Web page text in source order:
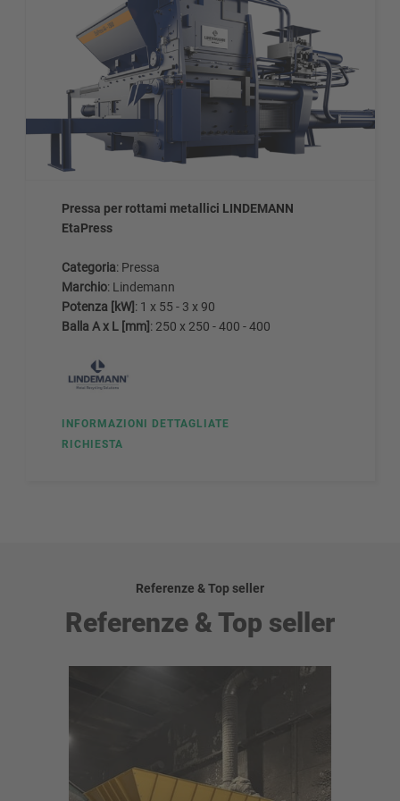
Pressa per rottami metallici LINDEMANN
EtaPress
Categoria: Pressa
Marchio: Lindemann
Potenza [kW]: 1 x 55 - 3 x 90
Balla A x L [mm]: 250 x 250 - 400 - 400
INFORMAZIONI DETTAGLIATE
RICHIESTA
Referenze & Top seller
Referenze & Top seller